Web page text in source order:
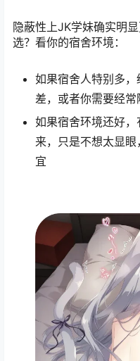
隐蔽性上JK学妹确实明
选？看你的宿舍环境：
如果宿舍人特别多，
差，或者你需要经
如果宿舍环境还好
来，只是不想太显
宜